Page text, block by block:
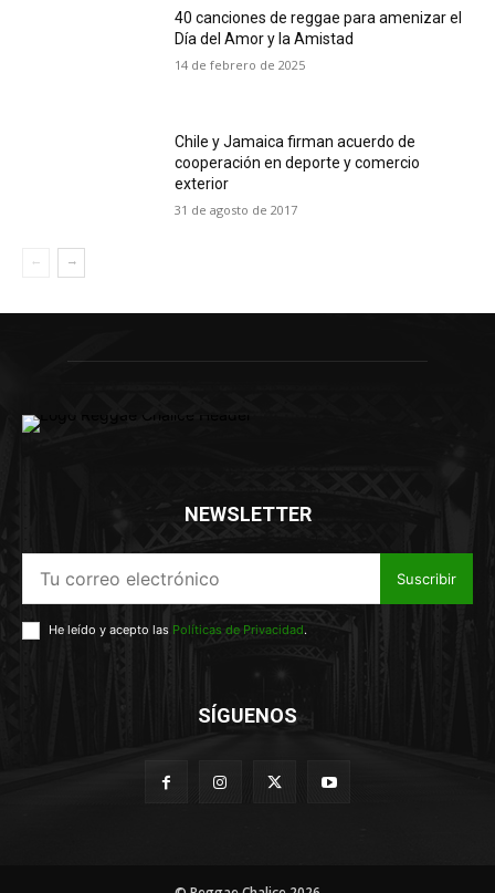
40 canciones de reggae para amenizar el
Día del Amor y la Amistad
14 de febrero de 2025
Chile y Jamaica firman acuerdo de
cooperación en deporte y comercio
exterior
31 de agosto de 2017
NEWSLETTER
Suscribir
He leído y acepto las Políticas de Privacidad.
SÍGUENOS